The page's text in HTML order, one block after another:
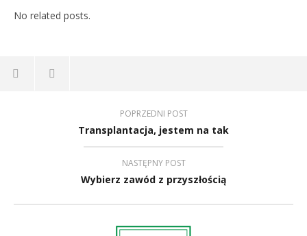
No related posts.
POPRZEDNI POST
Transplantacja, jestem na tak
NASTĘPNY POST
Wybierz zawód z przyszłością